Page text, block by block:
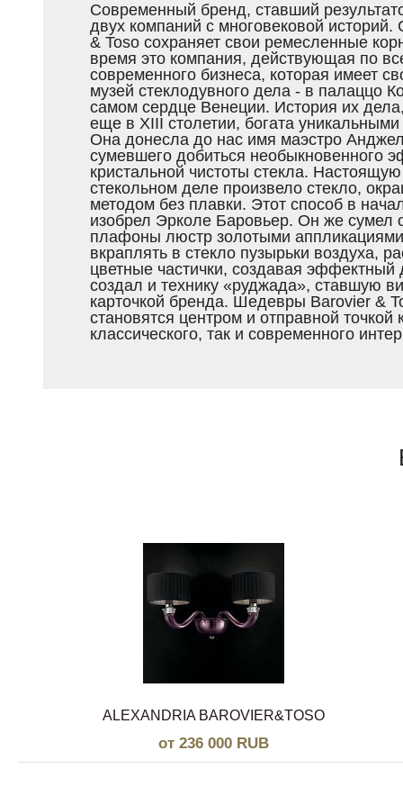
Современный бренд, ставший
двух компаний с многовековой историй.
& Toso сохраняет свои ремесленные
время это компания, действующая по
современного бизнеса, которая имеет
музей стеклодувного дела - в палаццо
самом сердце Венеции. История их
еще в XIII столетии, богата
Она донесла до нас имя маэстро
сумевшего добиться необыкновенного
кристальной чистоты стекла.
стекольном деле произвело стекло,
методом без плавки. Этот способ в
изобрел Эрколе Баровьер. Он же сумел
плафоны люстр золотыми
вкраплять в стекло пузырьки воздуха,
цветные частички, создавая
создал и технику «руджада», ставшую
карточкой бренда. Шедевры Barovier &
становятся центром и отправной точкой
классического, так и современного
ALEXANDRIA BAROVIER&TOSO
от 236 000 RUB